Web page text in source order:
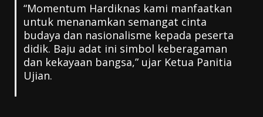
“Momentum Hardiknas kami manfaatkan
untuk menanamkan semangat cinta
budaya dan nasionalisme kepada peserta
didik. Baju adat ini simbol keberagaman
dan kekayaan bangsa,” ujar Ketua Panitia
Ujian.